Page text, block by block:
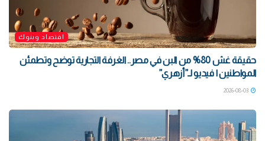
اقتصاد وبنوك
حقيقة غش 80% من البن في مصر.. الغرفة التجارية توضح وتطمئن
المواطنين | فيديو لـ”أزهري”